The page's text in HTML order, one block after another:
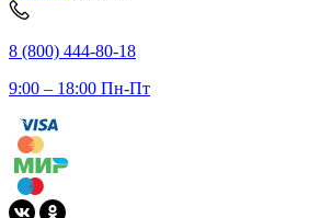
8 (800) 444-80-18
9:00 – 18:00 Пн-Пт